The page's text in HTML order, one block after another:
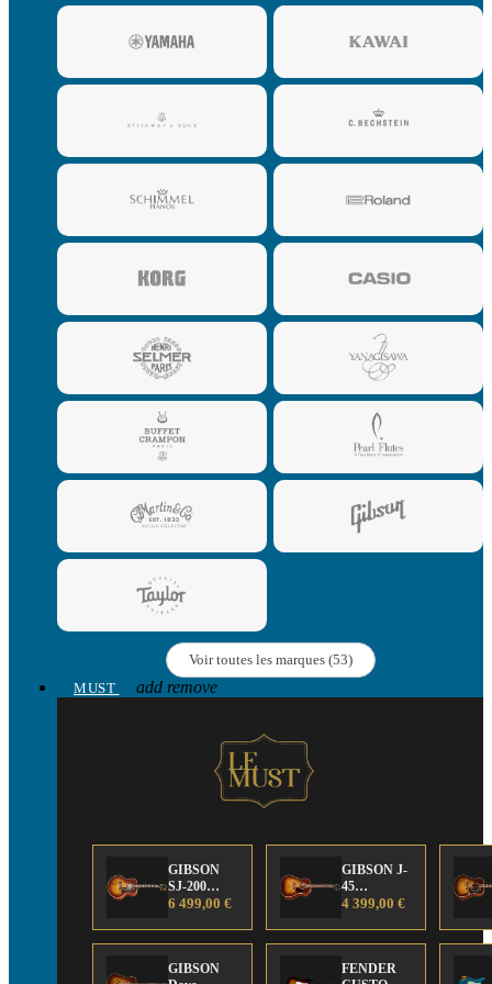
Voir toutes les marques (53)
MUST
add remove
GIBSON
SJ-200
Anniversary
Edition
6 499,00 €
GIBSON J-
45
Anniversary
Edition
4 399,00 €
GIBSON
FENDER